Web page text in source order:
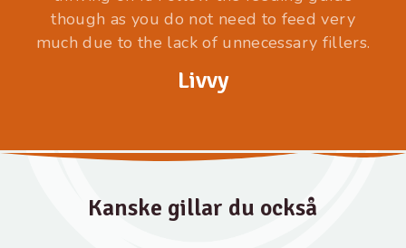
though as you do not need to feed very
much due to the lack of unnecessary fillers.
Livvy
Kanske gillar du också